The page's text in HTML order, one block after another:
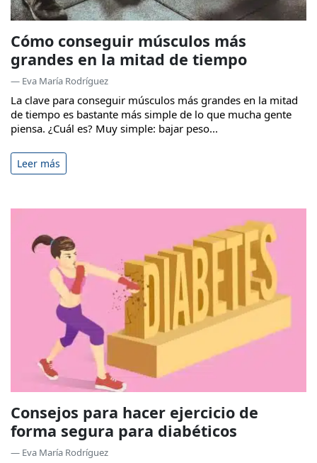
Cómo conseguir músculos más
grandes en la mitad de tiempo
— Eva María Rodríguez
La clave para conseguir músculos más grandes en la mitad
de tiempo es bastante más simple de lo que mucha gente
piensa. ¿Cuál es? Muy simple: bajar peso...
Leer más
Consejos para hacer ejercicio de
forma segura para diabéticos
— Eva María Rodríguez